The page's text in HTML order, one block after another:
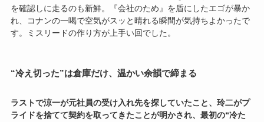
を確認しに走るのも新鮮。『会社のため』を盾にしたエゴが暴か
れ、コナンの一喝で空気がスッと晴れる瞬間が気持ちよかったで
す。ミスリードの作り方が上手い回でした。
“冷え切った”は倉庫だけ、温かい余韻で締まる
ラストで涼一が元社員の受け入れ先を探していたこと、玲二がプ
ライドを捨てて契約を取ってきたことが明かされ、最初の“冷た